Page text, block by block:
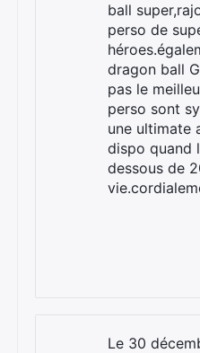
ball
perso de
dragon ball
pas le
perso sont
une ultimate
dispo quand
dessous de
Le 30